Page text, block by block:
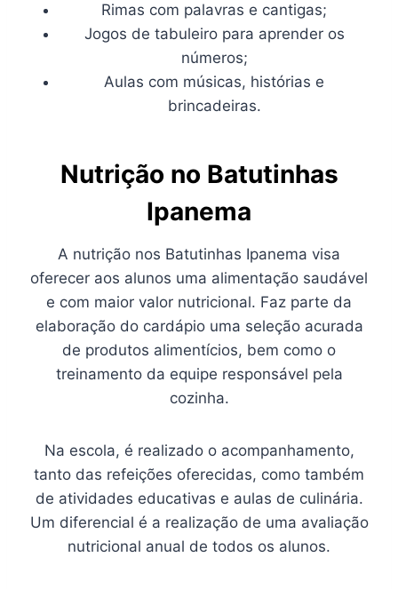
Rimas com palavras e cantigas;
Jogos de tabuleiro para aprender os
números;
Aulas com músicas, histórias e
brincadeiras.
Nutrição no Batutinhas
Ipanema
A nutrição nos Batutinhas Ipanema visa
oferecer aos alunos uma alimentação saudável
e com maior valor nutricional. Faz parte da
elaboração do cardápio uma seleção acurada
de produtos alimentícios, bem como o
treinamento da equipe responsável pela
cozinha.
Na escola, é realizado o acompanhamento,
tanto das refeições oferecidas, como também
de atividades educativas e aulas de culinária.
Um diferencial é a realização de uma avaliação
nutricional anual de todos os alunos.